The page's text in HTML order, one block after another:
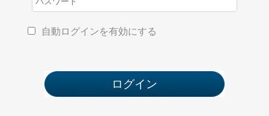
自動ログインを有効にする